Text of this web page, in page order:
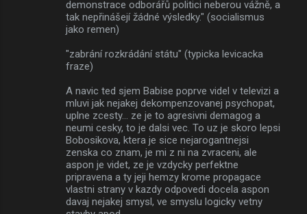
demonstrace odborářů politici neberou vážně, a
tak nepřinášejí žádné výsledky." (socialismus
jako remen)
"zabrání rozkrádání státu" (typicka levicacka
fraze)
A navic ted sjem Babise poprve videl v televizi a
mluvi jak nejakej dekompenzovanej psychopat,
uplne zcesty... ze je to agresivni demagog a
neumi cesky, to je dalsi vec. To uz je skoro lepsi
Bobosikova, ktera je sice nejarogantnejsi
zenska co znam, je mi z ni na zvraceni, ale
aspon je videt, ze je vzdycky perfektne
pripravena a ty jeji hemzy krome propagace
vlastni strany v kazdy odpovedi docela aspon
davaj nejakej smysl, ve smyslu logicky vetny